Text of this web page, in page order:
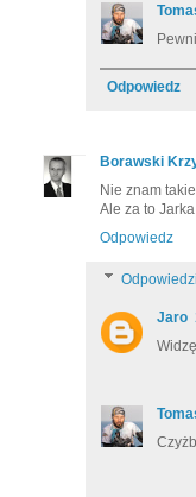
Odpowiedz
Borawski
Nie znam
Ale za to
Odpowiedz
Odpowiedzi
Jaro